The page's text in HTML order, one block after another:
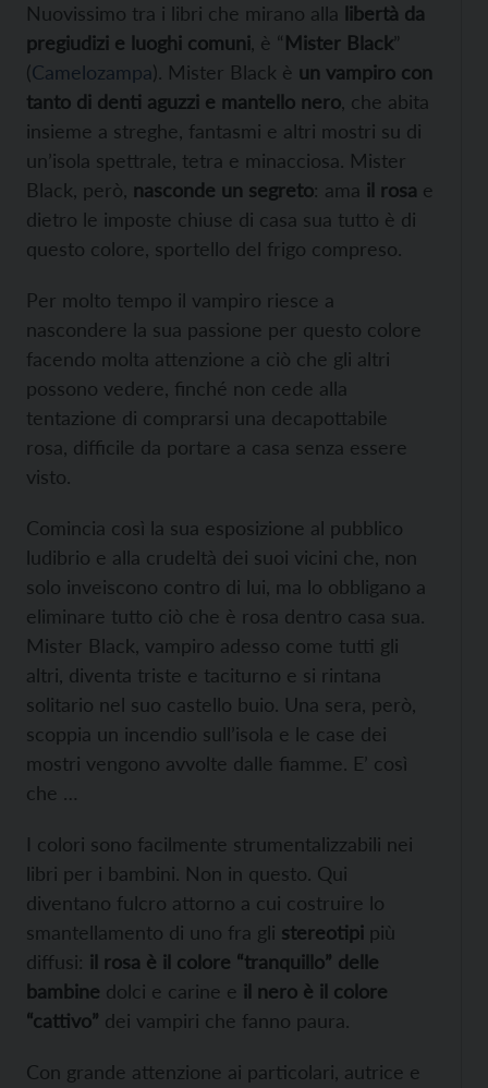
Nuovissimo tra i libri che mirano alla libertà da
pregiudizi e luoghi comuni , è “Mister Black”
(Camelozampa). Mister Black è un vampiro con
tanto di denti aguzzi e mantello nero , che abita
insieme a streghe, fantasmi e altri mostri su di
un’isola spettrale, tetra e minacciosa. Mister
Black, però, nasconde un segreto: ama il rosa e
dietro le imposte chiuse di casa sua tutto è di
questo colore, sportello del frigo compreso.
Per molto tempo il vampiro riesce a
nascondere la sua passione per questo colore
facendo molta attenzione a ciò che gli altri
possono vedere, finché non cede alla
tentazione di comprarsi una decapottabile
rosa, difficile da portare a casa senza essere
visto.
Comincia così la sua esposizione al pubblico
ludibrio e alla crudeltà dei suoi vicini che, non
solo inveiscono contro di lui, ma lo obbligano a
eliminare tutto ciò che è rosa dentro casa sua.
Mister Black, vampiro adesso come tutti gli
altri, diventa triste e taciturno e si rintana
solitario nel suo castello buio. Una sera, però,
scoppia un incendio sull’isola e le case dei
mostri vengono avvolte dalle fiamme. E’ così
che …
I colori sono facilmente strumentalizzabili nei
libri per i bambini. Non in questo. Qui
diventano fulcro attorno a cui costruire lo
smantellamento di uno fra gli stereotipi più
diffusi: il rosa è il colore “tranquillo” delle
bambine dolci e carine e il nero è il colore
“cattivo” dei vampiri che fanno paura.
Con grande attenzione ai particolari, autrice e